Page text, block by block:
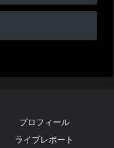
プロフィール
ライブレポート